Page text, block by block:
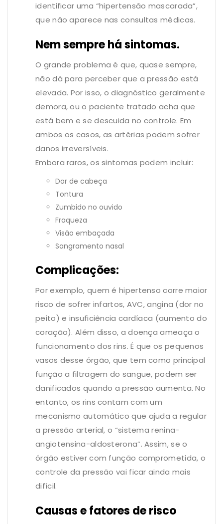
identificar uma “hipertensão mascarada”,
que não aparece nas consultas médicas.
Nem sempre há sintomas.
O grande problema é que, quase sempre,
não dá para perceber que a pressão está
elevada. Por isso, o diagnóstico geralmente
demora, ou o paciente tratado acha que
está bem e se descuida no controle. Em
ambos os casos, as artérias podem sofrer
danos irreversíveis.
Embora raros, os sintomas podem incluir:
Dor de cabeça
Tontura
Zumbido no ouvido
Fraqueza
Visão embaçada
Sangramento nasal
Complicações:
Por exemplo, quem é hipertenso corre maior
risco de sofrer infartos, AVC, angina (dor no
peito) e insuficiência cardíaca (aumento do
coração). Além disso, a doença ameaça o
funcionamento dos rins. É que os pequenos
vasos desse órgão, que tem como principal
função a filtragem do sangue, podem ser
danificados quando a pressão aumenta. No
entanto, os rins contam com um
mecanismo automático que ajuda a regular
a pressão arterial, o “sistema renina-
angiotensina-aldosterona”. Assim, se o
órgão estiver com função comprometida, o
controle da pressão vai ficar ainda mais
difícil.
Causas e fatores de risco